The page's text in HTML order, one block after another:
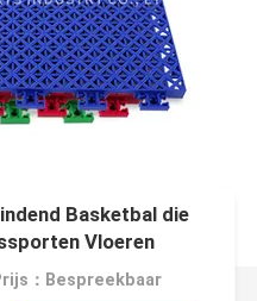
Basketbal die
Vloeren
：Bespreekbaar